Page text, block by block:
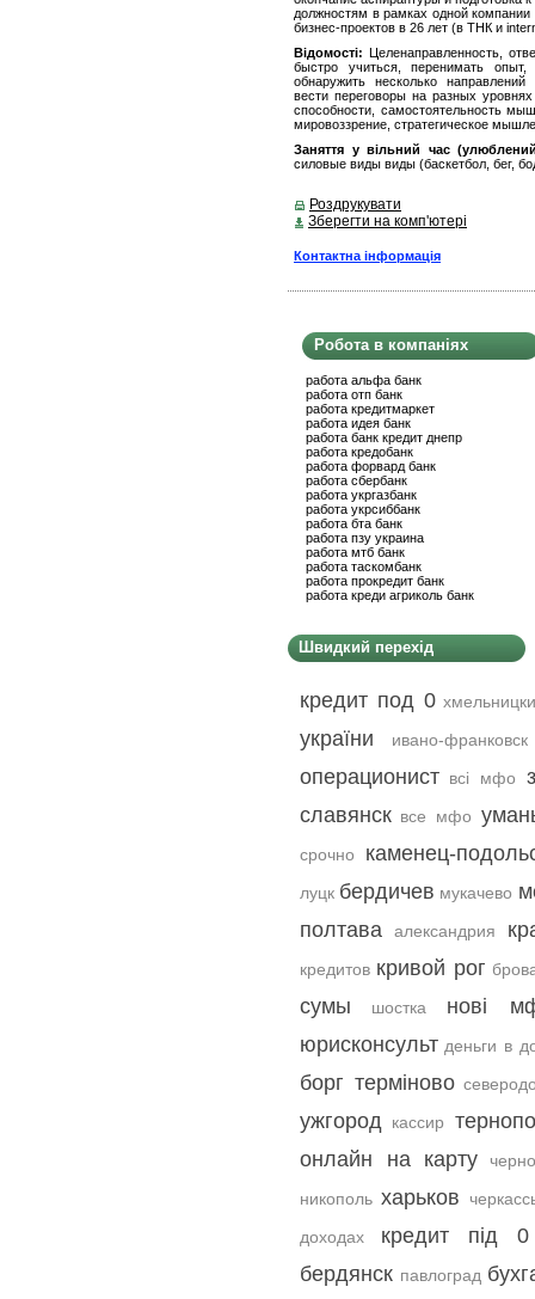
должностям в рамках одной
бизнес-проектов в 26 лет (в ТНК и
Відомості: Целенаправленность,
быстро учиться, перенимать опыт,
обнаружить несколько
вести переговоры на разных
способности, самостоятельность
мировоззрение, стратегическое
Заняття у вільний час
силовые виды виды (баскетбол, бег,
Роздрукувати
Зберегти на комп'ютері
Контактна інформація
Робота в компаніях
работа альфа банк
работа отп банк
работа кредитмаркет
работа идея банк
работа банк кредит днепр
работа кредобанк
работа форвард банк
работа сбербанк
работа укргазбанк
работа укрсиббанк
работа бта банк
работа пзу украина
работа мтб банк
работа таскомбанк
работа прокредит банк
работа креди агриколь банк
Швидкий перехід
кредит под 0
україни ивано-франковск
операционист всі мфо
славянск все мфо
срочно каменец-
луцк бердичев мукачево
полтава
александрия
кредитов кривой рог
сумы шостка
нові
юрисконсульт деньги в
борг терміново
ужгород кассир
онлайн на карту
никополь харьков
доходах
кредит під 0
бердянск павлоград